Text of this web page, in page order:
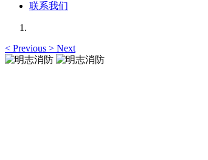
联系我们
< Previous > Next